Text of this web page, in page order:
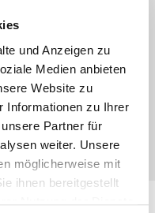
und Anzeigen zu
Medien anbieten
Website zu
Informationen zu Ihrer
Partner für
weiter. Unsere
möglicherweise mit
ihnen bereitgestellt